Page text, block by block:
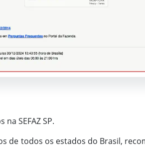
SEFAZ SP.
de todos os estados do Brasil,